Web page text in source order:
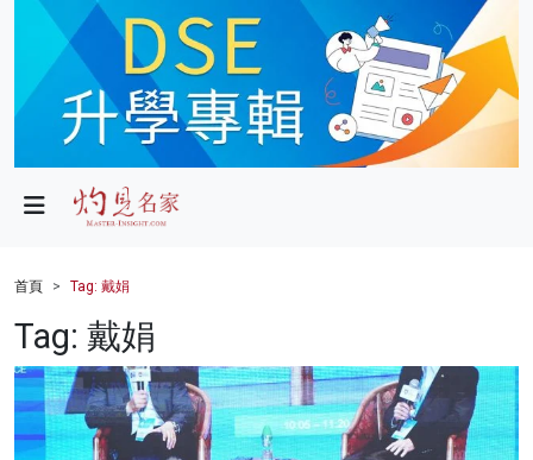
政局
財經
健康
商業
首頁 Tag: 戴娟
Tag: 戴娟